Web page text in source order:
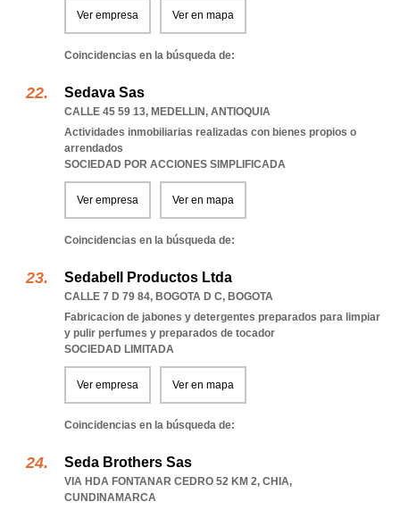
Ver empresa Ver en mapa
Coincidencias en la búsqueda de:
Sedava Sas
CALLE 45 59 13, MEDELLIN, ANTIOQUIA
Actividades inmobiliarias realizadas con bienes propios o
arrendados
SOCIEDAD POR ACCIONES SIMPLIFICADA
Ver empresa Ver en mapa
Coincidencias en la búsqueda de:
Sedabell Productos Ltda
CALLE 7 D 79 84, BOGOTA D C, BOGOTA
Fabricacion de jabones y detergentes preparados para limpiar
y pulir perfumes y preparados de tocador
SOCIEDAD LIMITADA
Ver empresa Ver en mapa
Coincidencias en la búsqueda de:
Seda Brothers Sas
VIA HDA FONTANAR CEDRO 52 KM 2, CHIA,
CUNDINAMARCA